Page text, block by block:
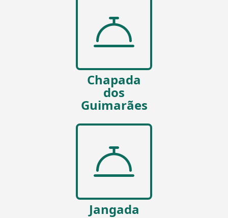
Chapada
dos
Guimarães
Jangada